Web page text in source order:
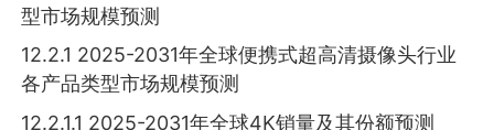
型市场规模预测
12.2.1 2025-2031年全球便携式超高清摄像头行业
各产品类型市场规模预测
12.2.1.1 2025-2031年全球4K销量及其份额预测